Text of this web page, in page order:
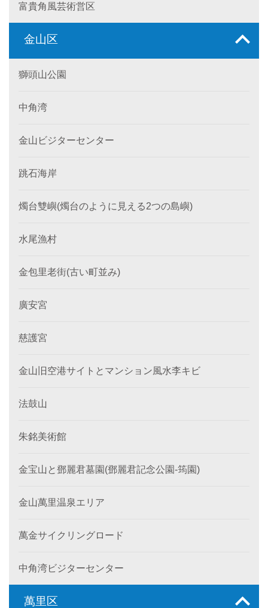
富貴角風芸術営区
金山区
獅頭山公園
中角湾
金山ビジターセンター
跳石海岸
燭台雙嶼(燭台のように見える2つの島嶼)
水尾漁村
金包里老街(古い町並み)
廣安宮
慈護宮
金山旧空港サイトとマンション風水李キビ
法鼓山
朱銘美術館
金宝山と鄧麗君墓園(鄧麗君記念公園-筠園)
金山萬里温泉エリア
萬金サイクリングロード
中角湾ビジターセンター
萬里区